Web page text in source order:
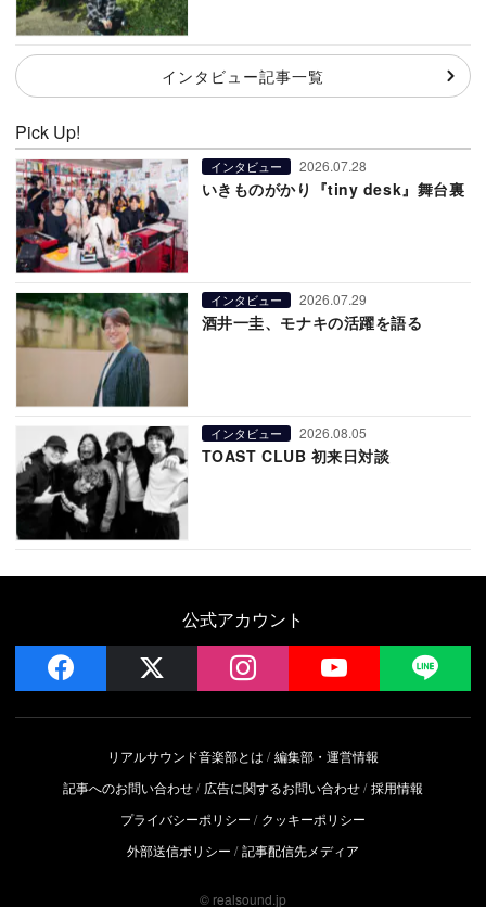
インタビュー記事一覧
Pick Up!
インタビュー 2026.07.28
いきものがかり『tiny desk』舞台裏
インタビュー 2026.07.29
酒井一圭、モナキの活躍を語る
インタビュー 2026.08.05
TOAST CLUB 初来日対談
公式アカウント
facebook instagram YouTube
リアルサウンド音楽部とは
編集部・運営情報
記事へのお問い合わせ
広告に関するお問い合わせ 採用情報
プライバシーポリシー
クッキーポリシー
外部送信ポリシー
記事配信先メディア
© realsound.jp